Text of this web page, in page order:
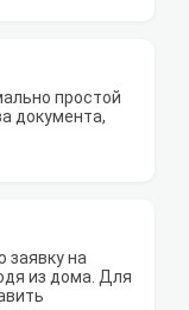
простой
документа,
заявку на
из дома. Для